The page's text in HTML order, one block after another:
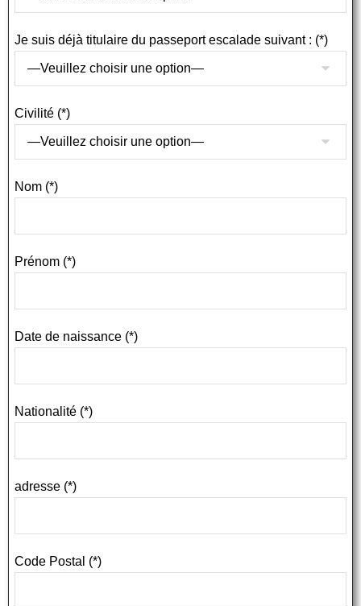
Je suis déjà titulaire du passeport escalade suivant : (*)
Civilité (*)
Nom (*)
Prénom (*)
Date de naissance (*)
Nationalité (*)
adresse (*)
Code Postal (*)